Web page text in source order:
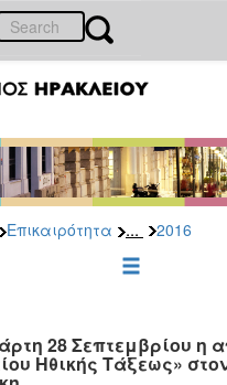
Επικαιρότητα ... 2016
28 Σεπτεμβρίου η
Ηθικής Τάξεως»